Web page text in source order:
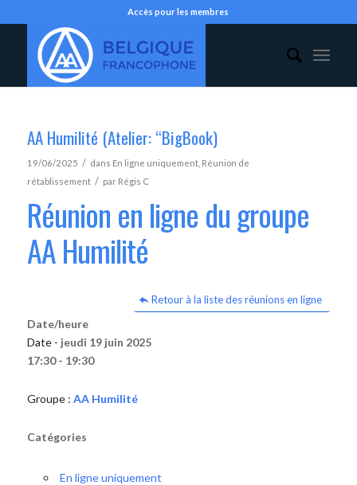
Accès pour les membres
AA Humilité (Atelier: “BigBook)
19/06/2025 / dans En ligne uniquement, Réunion de
rétablissement / par Régis C
Réunion en ligne du groupe
AA Humilité
Retour à la liste des réunions en ligne
Date/heure
Date - jeudi 19 juin 2025
17:30 - 19:30
Groupe : AA Humilité
Catégories
En ligne uniquement